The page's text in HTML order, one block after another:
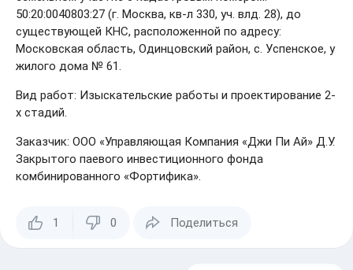
50:20:0040803:27 (г. Москва, кв-л 330, уч. влд. 28), до
существующей КНС, расположенной по адресу:
Московская область, Одинцовский район, с. Успенское, у
жилого дома № 61.
Вид работ: Изыскательские работы и проектирование 2-
х стадий.
Заказчик: ООО «Управляющая Компания «Джи Пи Ай» Д.У.
Закрытого паевого инвестиционного фонда
комбинированного «Фортифика».
1 0 Поделиться